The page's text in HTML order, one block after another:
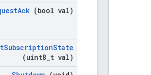
Ack (bool val)
SubscriptionState
(uint8 t val)